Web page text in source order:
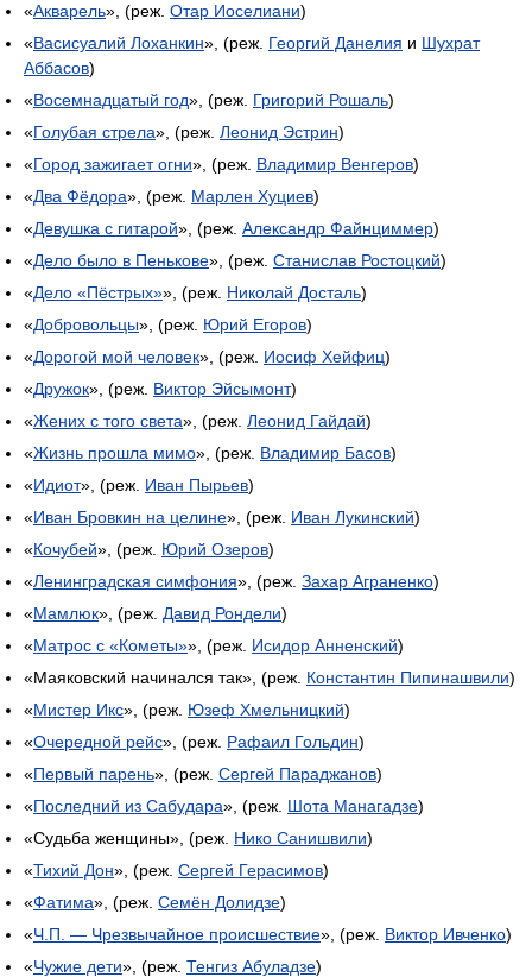
«Акварель», (реж. Отар Иоселиани)
«Васисуалий Лоханкин», (реж. Георгий Данелия и Шухрат
Аббасов)
«Восемнадцатый год», (реж. Григорий Рошаль)
«Голубая стрела», (реж. Леонид Эстрин)
«Город зажигает огни», (реж. Владимир Венгеров)
«Два Фёдора», (реж. Марлен Хуциев)
«Девушка с гитарой», (реж. Александр Файнциммер)
«Дело было в Пенькове», (реж. Станислав Ростоцкий)
«Дело «Пёстрых»», (реж. Николай Досталь)
«Добровольцы», (реж. Юрий Егоров)
«Дорогой мой человек», (реж. Иосиф Хейфиц)
«Дружок», (реж. Виктор Эйсымонт)
«Жених с того света», (реж. Леонид Гайдай)
«Жизнь прошла мимо», (реж. Владимир Басов)
«Идиот», (реж. Иван Пырьев)
«Иван Бровкин на целине», (реж. Иван Лукинский)
«Кочубей», (реж. Юрий Озеров)
«Ленинградская симфония», (реж. Захар Аграненко)
«Мамлюк», (реж. Давид Рондели)
«Матрос с «Кометы»», (реж. Исидор Анненский)
«Маяковский начинался так», (реж. Константин Пипинашвили)
«Мистер Икс», (реж. Юзеф Хмельницкий)
«Очередной рейс», (реж. Рафаил Гольдин)
«Первый парень», (реж. Сергей Параджанов)
«Последний из Сабудара», (реж. Шота Манагадзе)
«Судьба женщины», (реж. Нико Санишвили)
«Тихий Дон», (реж. Сергей Герасимов)
«Фатима», (реж. Семён Долидзе)
«Ч.П. — Чрезвычайное происшествие», (реж. Виктор Ивченко)
«Чужие дети», (реж. Тенгиз Абуладзе)